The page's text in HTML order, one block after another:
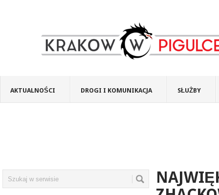
AKTUALNOŚCI DROGI I KOMUNIKACJA SŁUŻBY